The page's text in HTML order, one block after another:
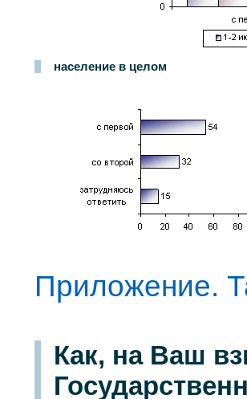
население в целом
Приложение.
Как, на Ваш